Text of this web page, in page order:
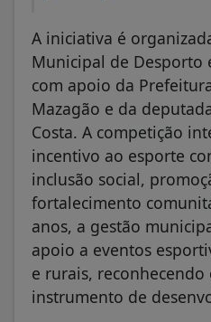
A iniciativa é
Municipal de Desporto
com apoio da
Mazagão e da
Costa. A competição
incentivo ao esporte
inclusão social,
fortalecimento
anos, a gestão
apoio a eventos
e rurais,
instrumento de